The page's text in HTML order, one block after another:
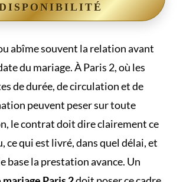
abîme souvent la relation avant
du mariage. À Paris 2, où les
de durée, de circulation et de
peuvent peser sur toute
le contrat doit dire clairement ce
ce qui est livré, dans quel délai, et
base la prestation avance. Un